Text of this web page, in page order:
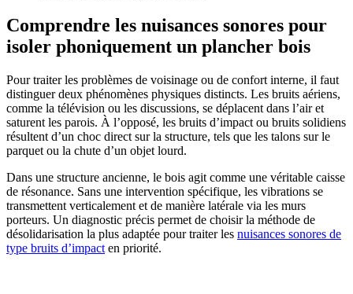
Comprendre les nuisances sonores pour
isoler phoniquement un plancher bois
Pour traiter les problèmes de voisinage ou de confort interne, il faut
distinguer deux phénomènes physiques distincts. Les bruits aériens,
comme la télévision ou les discussions, se déplacent dans l’air et
saturent les parois. À l’opposé, les bruits d’impact ou bruits solidiens
résultent d’un choc direct sur la structure, tels que les talons sur le
parquet ou la chute d’un objet lourd.
Dans une structure ancienne, le bois agit comme une véritable caisse
de résonance. Sans une intervention spécifique, les vibrations se
transmettent verticalement et de manière latérale via les murs
porteurs. Un diagnostic précis permet de choisir la méthode de
désolidarisation la plus adaptée pour traiter les nuisances sonores de
type bruits d’impact en priorité.